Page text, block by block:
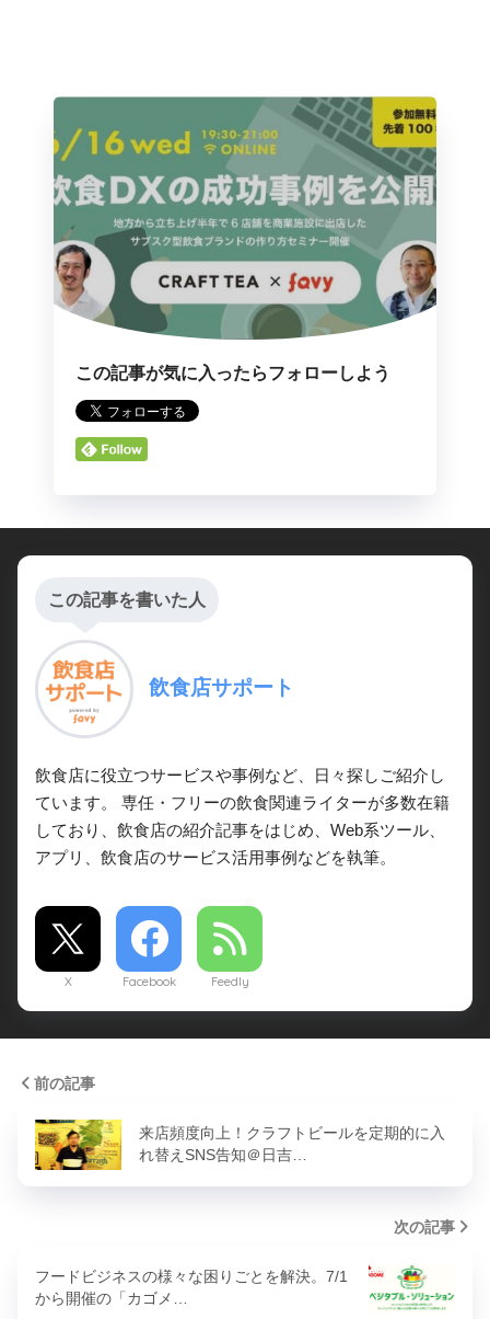
この記事が気に入ったらフォローしよう
この記事を書いた人
飲食店サポート
飲食店に役立つサービスや事例など、日々探しご紹介し
ています。 専任・フリーの飲食関連ライターが多数在籍
しており、飲食店の紹介記事をはじめ、Web系ツール、
アプリ、飲食店のサービス活用事例などを執筆。
X Facebook Feedly
前の記事
来店頻度向上！クラフトビールを定期的に入
れ替えSNS告知＠日吉…
次の記事
フードビジネスの様々な困りごとを解決。7/1
から開催の「カゴメ…